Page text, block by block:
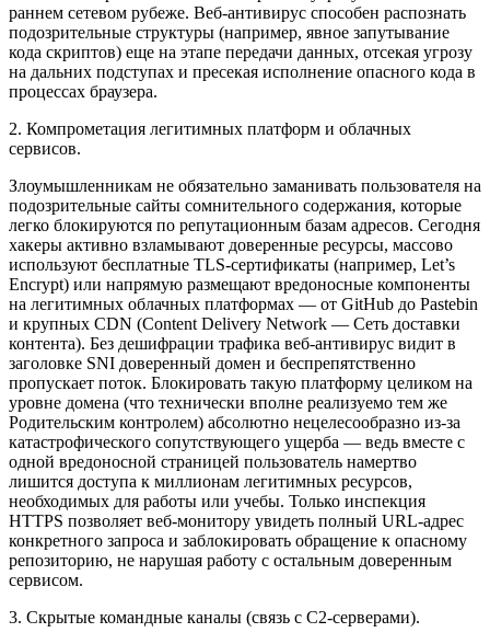
раннем сетевом рубеже. Веб-антивирус способен распознать
подозрительные структуры (например, явное запутывание
кода скриптов) еще на этапе передачи данных, отсекая угрозу
на дальних подступах и пресекая исполнение опасного кода в
процессах браузера.
2. Компрометация легитимных платформ и облачных
сервисов.
Злоумышленникам не обязательно заманивать пользователя на
подозрительные сайты сомнительного содержания, которые
легко блокируются по репутационным базам адресов. Сегодня
хакеры активно взламывают доверенные ресурсы, массово
используют бесплатные TLS-сертификаты (например, Let’s
Encrypt) или напрямую размещают вредоносные компоненты
на легитимных облачных платформах — от GitHub до Pastebin
и крупных CDN (Content Delivery Network — Сеть доставки
контента). Без дешифрации трафика веб-антивирус видит в
заголовке SNI доверенный домен и беспрепятственно
пропускает поток. Блокировать такую платформу целиком на
уровне домена (что технически вполне реализуемо тем же
Родительским контролем) абсолютно нецелесообразно из-за
катастрофического сопутствующего ущерба — ведь вместе с
одной вредоносной страницей пользователь намертво
лишится доступа к миллионам легитимных ресурсов,
необходимых для работы или учебы. Только инспекция
HTTPS позволяет веб-монитору увидеть полный URL-адрес
конкретного запроса и заблокировать обращение к опасному
репозиторию, не нарушая работу с остальным доверенным
сервисом.
3. Скрытые командные каналы (связь с C2-серверами).